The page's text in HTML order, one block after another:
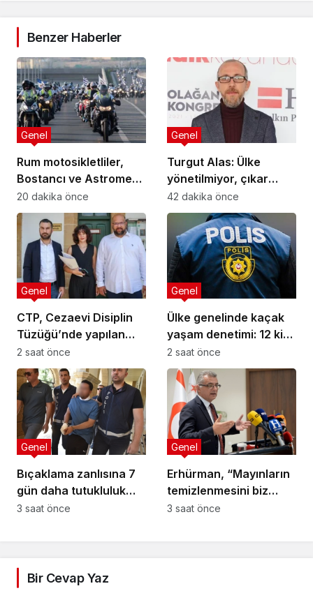
Benzer Haberler
Rum motosikletliler,
Bostancı ve Astromerit
kapılarını bugün “kısa
süreliğine kapatacak”
Genel
20 dakika önce
Turgut Alas: Ülke
yönetilmiyor, çıkar
ilişkileriyle tüketiliyor!
Genel
42 dakika önce
CTP, Cezaevi Disiplin
Tüzüğü’nde yapılan
değişiklikleri Anayasa
Mahkemesi’ne taşıdı
Genel
2 saat önce
Ülke genelinde kaçak
yaşam denetimi: 12 kişi
tutuklandı
Genel
2 saat önce
Bıçaklama zanlısına 7
gün daha tutukluluk
verildi
Genel
3 saat önce
Erhürman, “Mayınların
temizlenmesini biz
kabul ettik, Rum tarafı
Genel
3 saat önce
Bir Cevap Yaz